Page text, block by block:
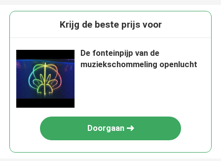
Krijg de beste prijs voor
De fonteinpijp van de
muziekschommeling openlucht
Doorgaan